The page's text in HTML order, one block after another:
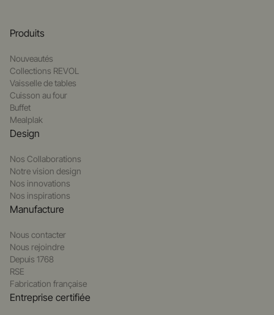
Produits
Nouveautés
Collections REVOL
Vaisselle de tables
Cuisson au four
Buffet
Mealplak
Design
Nos Collaborations
Notre vision design
Nos innovations
Nos inspirations
Manufacture
Nous contacter
Nous rejoindre
Depuis 1768
RSE
Fabrication française
Entreprise certifiée